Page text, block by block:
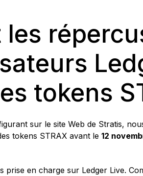
les
tokens
sur le site Web de Stratis,
tokens STRAX avant le 12
prise en charge sur Ledger Live.